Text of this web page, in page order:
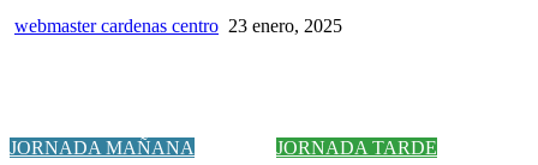
webmaster cardenas centro 23 enero, 2025
JORNADA MAÑANA
JORNADA TARDE